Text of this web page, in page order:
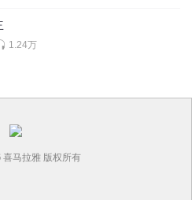
1.24万
喜马拉雅 版权所有